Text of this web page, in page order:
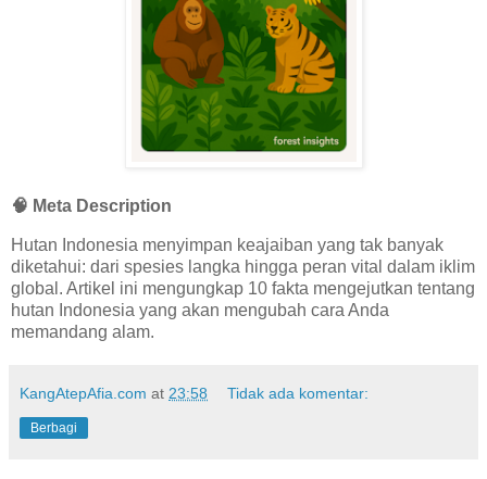
🧠 Meta Description
Hutan Indonesia menyimpan keajaiban yang tak banyak
diketahui: dari spesies langka hingga peran vital dalam iklim
global. Artikel ini mengungkap 10 fakta mengejutkan tentang
hutan Indonesia yang akan mengubah cara Anda
memandang alam.
KangAtepAfia.com at 23:58 Tidak ada komentar:
Berbagi